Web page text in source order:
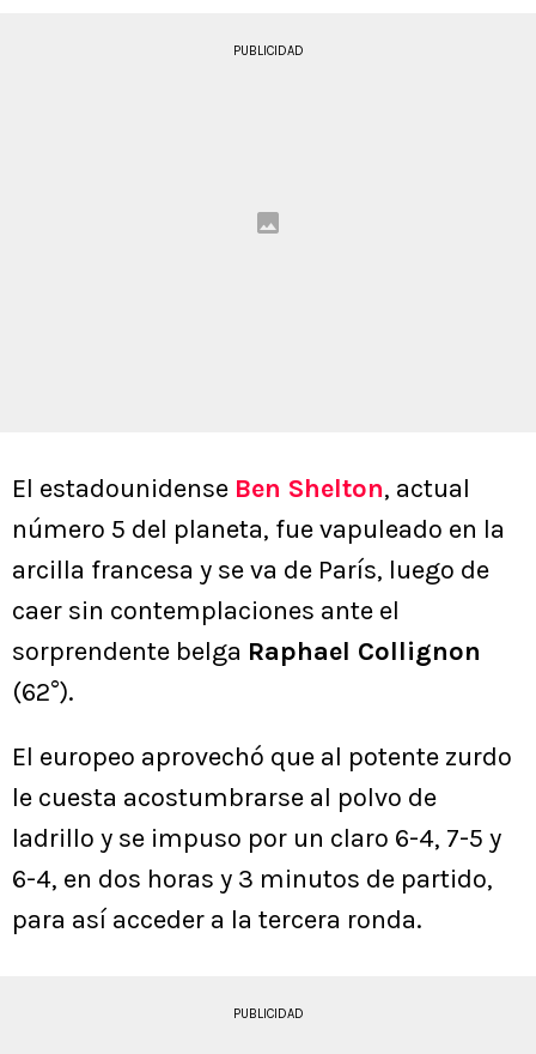
PUBLICIDAD
El estadounidense Ben Shelton, actual
número 5 del planeta, fue vapuleado en la
arcilla francesa y se va de París, luego de
caer sin contemplaciones ante el
sorprendente belga Raphael Collignon
(62°).
El europeo aprovechó que al potente zurdo
le cuesta acostumbrarse al polvo de
ladrillo y se impuso por un claro 6-4, 7-5 y
6-4, en dos horas y 3 minutos de partido,
para así acceder a la tercera ronda.
PUBLICIDAD